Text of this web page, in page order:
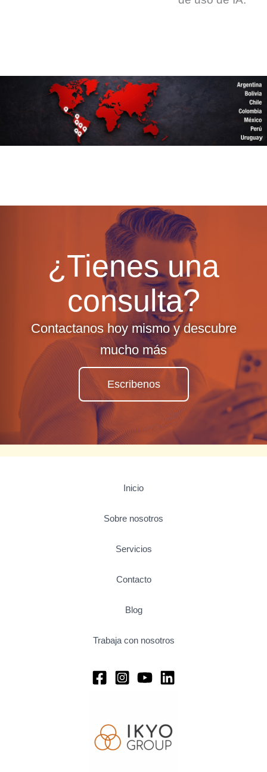
¿Tienes una
consulta?
Contactanos hoy mismo y descubre
mucho más
Escribenos
Inicio
Sobre nosotros
Servicios
Contacto
Blog
Trabaja con nosotros